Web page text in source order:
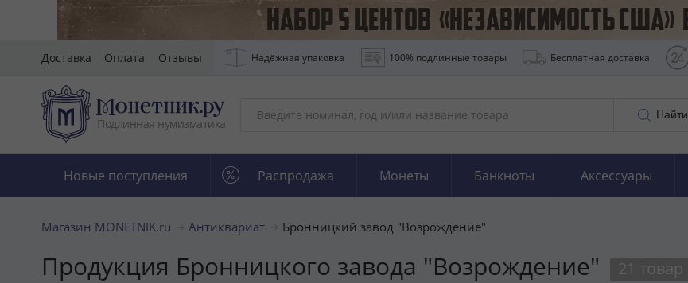
Доставка Оплата Отзывы Надёжная упаковка 100% подлинные товары Бесплатная доставка
Подлинная нумизматика
Найти
Новые поступления Распродажа Монеты Банкноты Аксессуары
Магазин MONETNIK.ru Антиквариат Бронницкий завод "Возрождение"
Продукция Бронницкого завода "Возрождение" 21 товар